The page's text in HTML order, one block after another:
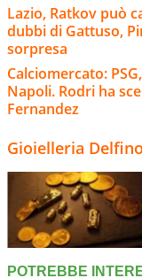
Lazio, Ratkov può
dubbi di Gattuso,
sorpresa
Calciomercato:
Napoli. Rodri ha
Fernandez
Gioielleria Delfino